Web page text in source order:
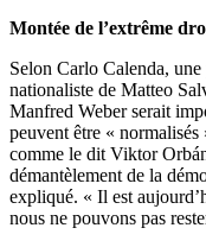
Montée de l’extrême
Selon Carlo Calenda,
nationaliste de Matteo
Manfred Weber serait
peuvent être «
comme le dit Viktor
démantèlement de la
expliqué. « Il est
nous ne pouvons pas